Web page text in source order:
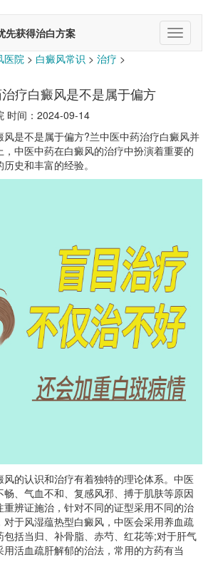
先获得治白方案
切
换
医院 > 白癜风常识 > 治疗 >
疗白癜风是不是属于偏方
时间：2024-09-14
是不是属于偏方?兰中医中药治疗白癜风并
中医中药在白癜风的治疗中扮演着重要的
史和丰富的经验。
的认识和治疗有着独特的理论体系。中医
、气血不和、复感风邪、搏于肌肤等原因
重辨证施治，针对不同的证型采用不同的治
于风湿蕴热型白癜风，中医会采用养血疏
包括当归、补骨脂、赤芍、红花等;对于肝气
活血疏肝解郁的治法，常用的方药有当